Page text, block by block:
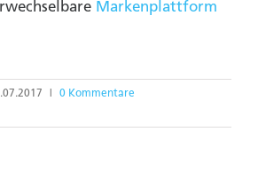
Markenplattform
0 Kommentare